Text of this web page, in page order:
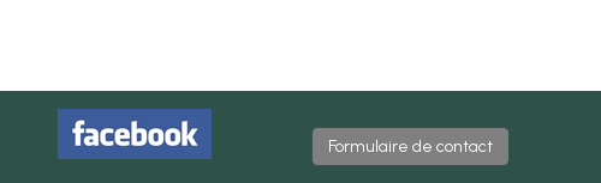
Formulaire de contact